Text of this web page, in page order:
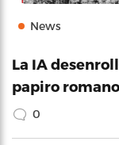
News
La IA
papiro
0